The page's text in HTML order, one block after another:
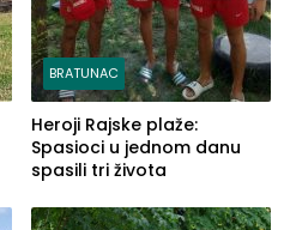
BRATUNAC
Heroji Rajske plaže:
Spasioci u jednom danu
spasili tri života